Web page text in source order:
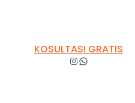
KOSULTASI GRATIS